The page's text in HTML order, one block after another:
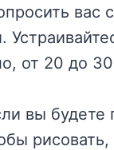
вас
от 20 до
вы будете
рисовать,